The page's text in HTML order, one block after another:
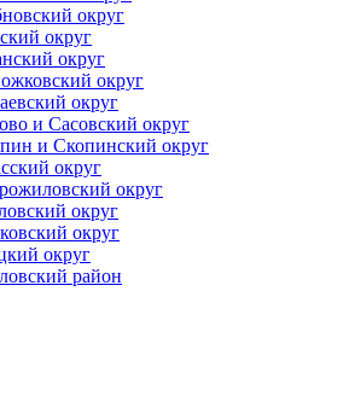
округ
округ
округ
округ
округ
и Сасовский округ
и Скопинский округ
округ
округ
округ
округ
округ
район